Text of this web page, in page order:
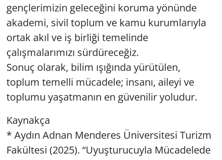
gençlerimizin geleceğini koruma yönünde
akademi, sivil toplum ve kamu kurumlarıyla
ortak akıl ve iş birliği temelinde
çalışmalarımızı sürdüreceğiz.
Sonuç olarak, bilim ışığında yürütülen,
toplum temelli mücadele; insanı, aileyi ve
toplumu yaşatmanın en güvenilir yoludur.
Kaynakça
* Aydın Adnan Menderes Üniversitesi Turizm
Fakültesi (2025). “Uyuşturucuyla Mücadelede